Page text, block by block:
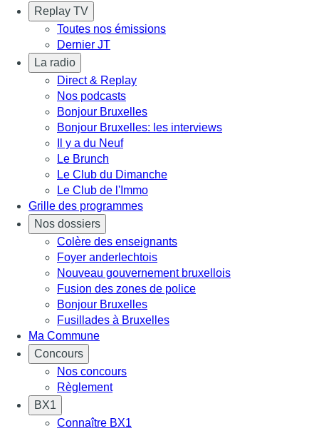
Replay TV
Toutes nos émissions
Dernier JT
La radio
Direct & Replay
Nos podcasts
Bonjour Bruxelles
Bonjour Bruxelles: les interviews
Il y a du Neuf
Le Brunch
Le Club du Dimanche
Le Club de l'Immo
Grille des programmes
Nos dossiers
Colère des enseignants
Foyer anderlechtois
Nouveau gouvernement bruxellois
Fusion des zones de police
Bonjour Bruxelles
Fusillades à Bruxelles
Ma Commune
Concours
Nos concours
Règlement
BX1
Connaître BX1